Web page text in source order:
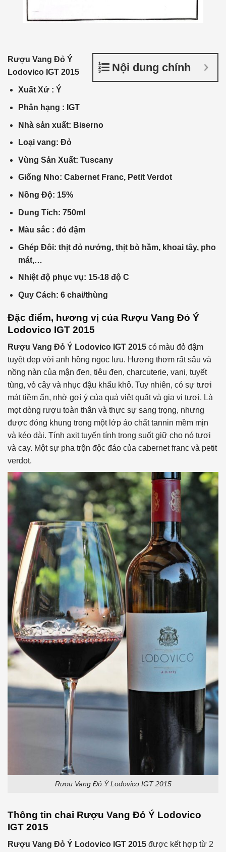
Nội dung chính
Rượu Vang Đỏ Ý
Lodovico IGT 2015
Xuất Xứ : Ý
Phân hạng : IGT
Nhàsản xuất: Biserno
Loại vang: Đỏ
Vùng Sản Xuất: Tuscany
Giống Nho: Cabernet Franc, Petit Verdot
Nồng Độ: 15%
Dung Tích: 750ml
Màu sắc : đỏ đậm
Ghép Đôi: thịt đỏ nướng, thịt bò hầm, khoai tây, pho
mát,…
Nhiệt độ phục vụ: 15-18 độ C
Quy Cách: 6 chai/thùng
Đặc điểm, hương vị của Rượu Vang Đỏ Ý
Lodovico IGT 2015
Rượu Vang Đỏ Ý Lodovico IGT 2015 có màu đỏ đậm
tuyệt đẹp với anh hồng ngọc lựu. Hương thơm rất sâu và
nồng nàn của mận đen, tiêu đen, charcuterie, vani, tuyết
tùng, vỏ cây và nhục đậu khấu khô. Tuy nhiên, có sự tươi
mát tiềm ẩn, nhờ gợi ý của quả việt quất và gia vị tươi. Là
mọt dòng rượu toàn thân và thực sự sang trọng, nhưng
được đóng khung trong một lớp áo chất tannin mềm mịn
và kéo dài. Tính axit tuyến tính trong suốt giữ cho nó tươi
và cay. Một sự pha trộn độc đáo của cabernet franc và petit
verdot.
Rượu Vang Đỏ Ý Lodovico IGT 2015
Thông tin chai Rượu Vang Đỏ Ý Lodovico
IGT 2015
Rượu Vang Đỏ Ý Lodovico IGT 2015 được kết hợp từ 2